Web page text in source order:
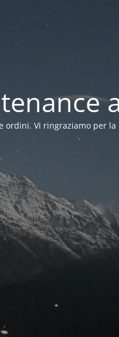
ordini. Vi ringraziamo per la